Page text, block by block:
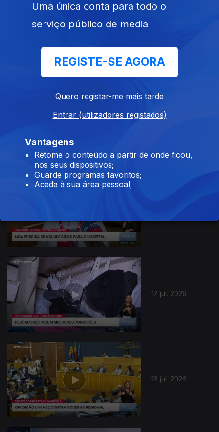
17 jul. 2026
16 jul. 2026
943227
Uma única conta para todo o
serviço público de media
REGISTE-SE AGORA
Quero registar-me mais tarde
Entrar (utilizadores registados)
Vantagens
Retome o conteúdo a partir de onde ficou,
nos seus dispositivos;
Guarde programas favoritos;
Aceda à sua área pessoal;